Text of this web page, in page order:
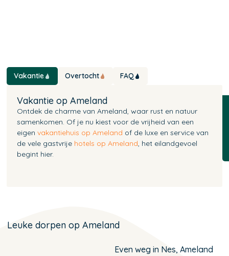
Vakantie Overtocht FAQ
Vakantie op Ameland
Ontdek de charme van Ameland, waar rust en natuur
samenkomen. Of je nu kiest voor de vrijheid van een
eigenvakantiehuis op Ameland of de luxe en service van
de vele gastvrije hotels op Ameland, het eilandgevoel
begint hier.
Leuke dorpen op Ameland
Even weg in Nes, Ameland